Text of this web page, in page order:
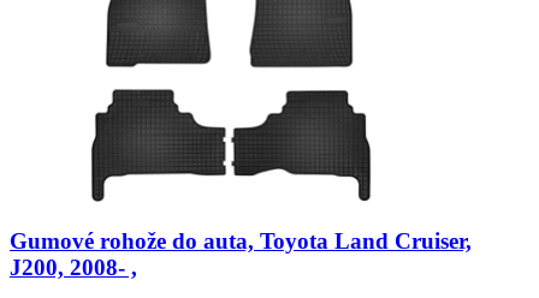
Gumové rohože do auta, Toyota Land Cruiser,
J200, 2008- ,